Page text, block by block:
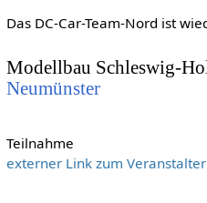
Das DC-Car-Team-Nord ist
Modellbau Schleswig-
Neumünster
Teilnahme
externer Link zum Veranstalter